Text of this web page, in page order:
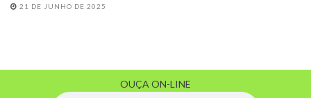
21 DE JUNHO DE 2025
OUÇA ON-LINE